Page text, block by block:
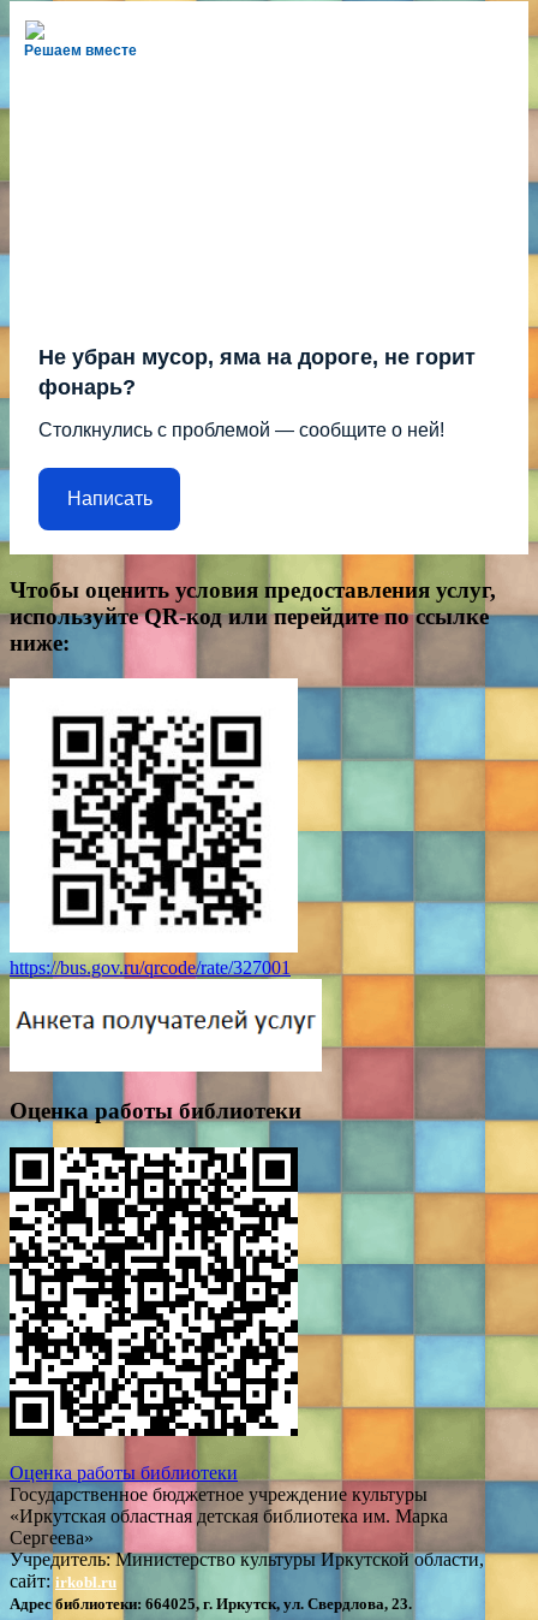
Решаем вместе
Не убран мусор, яма на дороге, не горит
фонарь?
Столкнулись с проблемой — сообщите о ней!
Написать
Чтобы оценить условия предоставления услуг,
используйте QR-код или перейдите по ссылке
ниже:
https://bus.gov.ru/qrcode/rate/327001
Оценка работы библиотеки
Оценка работы библиотеки
Государственное бюджетное учреждение культуры
«Иркутская областная детская библиотека им. Марка
Сергеева»
Учредитель: Министерство культуры Иркутской области,
сайт: irkobl.ru
Адрес библиотеки: 664025, г. Иркутск, ул. Свердлова, 23.